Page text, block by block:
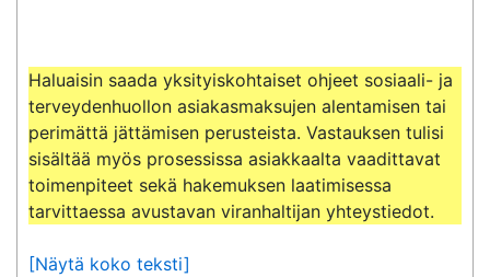
Haluaisin saada yksityiskohtaiset ohjeet sosiaali- ja
terveydenhuollon asiakasmaksujen alentamisen tai
perimättä jättämisen perusteista. Vastauksen tulisi
sisältää myös prosessissa asiakkaalta vaadittavat
toimenpiteet sekä hakemuksen laatimisessa
tarvittaessa avustavan viranhaltijan yhteystiedot.
[Näytä koko teksti]